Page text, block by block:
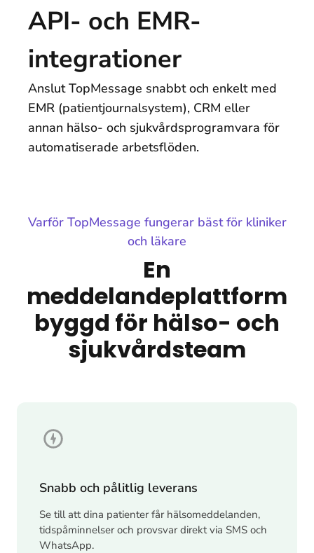
API- och EMR-
integrationer
Anslut TopMessage snabbt och enkelt med
EMR (patientjournalsystem), CRM eller
annan hälso- och sjukvårdsprogramvara för
automatiserade arbetsflöden.
Varför TopMessage fungerar bäst för kliniker
och läkare
En
meddelandeplattform
byggd för hälso- och
sjukvårdsteam
Snabb och pålitlig leverans
Se till att dina patienter får hälsomeddelanden,
tidspåminnelser och provsvar direkt via SMS och
WhatsApp.